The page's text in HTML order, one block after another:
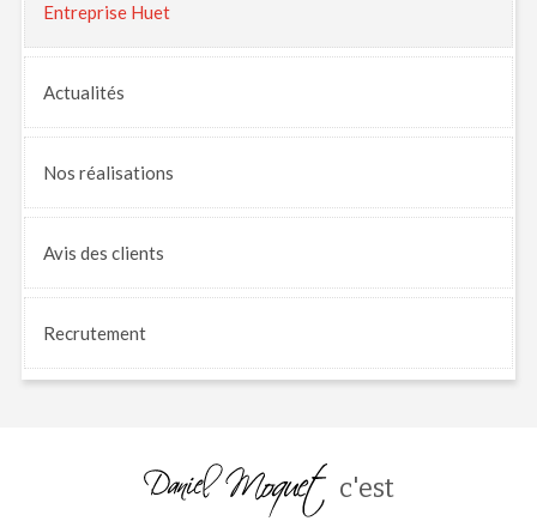
Entreprise Huet
Actualités
Nos réalisations
Avis des clients
Recrutement
c'est